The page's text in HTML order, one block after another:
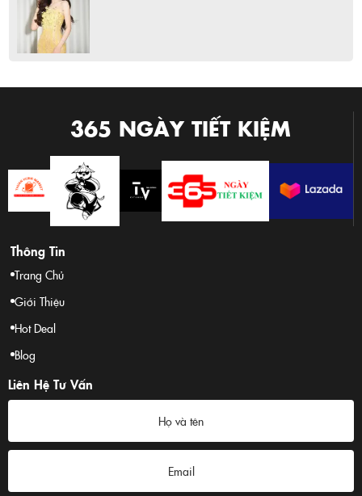
365 NGÀY TIẾT KIỆM
Thông Tin
Trang Chủ
Giới Thiệu
Hot Deal
Blog
Liên Hệ Tư Vấn